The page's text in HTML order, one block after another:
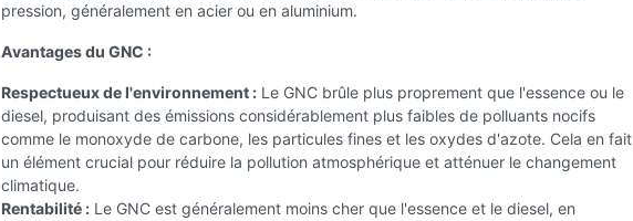
pression, généralement en acier ou en aluminium.
Avantages du GNC :
Respectueux de l'environnement : Le GNC brûle plus proprement que l'essence ou le
diesel, produisant des émissions considérablement plus faibles de polluants nocifs
comme le monoxyde de carbone, les particules fines et les oxydes d'azote. Cela en fait
un élément crucial pour réduire la pollution atmosphérique et atténuer le changement
climatique.
Rentabilité : Le GNC est généralement moins cher que l'essence et le diesel, en